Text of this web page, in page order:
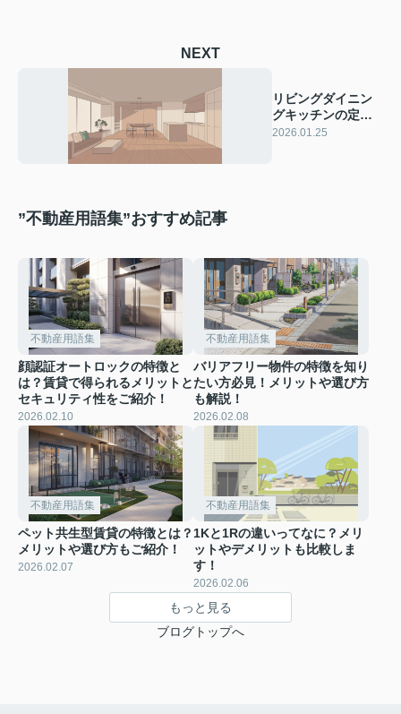
NEXT
リビングダイニン
グキッチンの定義
とは？賃貸選びで
2026.01.25
”不動産用語集”おすすめ記事
不動産用語集
顔認証オートロックの特徴と
は？賃貸で得られるメリットと
セキュリティ性をご紹介！
2026.02.10
不動産用語集
バリアフリー物件の特徴を知り
たい方必見！メリットや選び方
も解説！
2026.02.08
不動産用語集
ペット共生型賃貸の特徴とは？
メリットや選び方もご紹介！
2026.02.07
不動産用語集
1Kと1Rの違いってなに？メリ
ットやデメリットも比較しま
す！
2026.02.06
もっと見る
ブログトップへ